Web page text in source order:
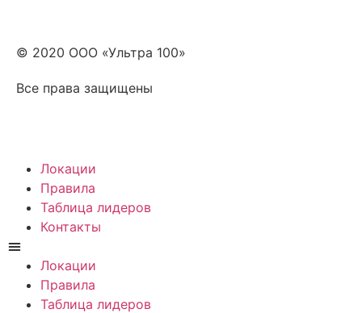
© 2020 ООО «Ультра 100»
Все права защищены
Локации
Правила
Таблица лидеров
Контакты
Локации
Правила
Таблица лидеров